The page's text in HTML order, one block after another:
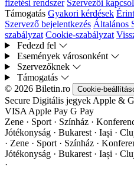
fizetési rendszer Szervezői
Támogatás Gyakori kérdések
Szervező bejelentkezés Általános
szabályzat Cookie-szabályzat
Fedezd fel
Események városonként
Szervezőknek
Támogatás
© 2026 Biletin.ro
Cookie-
Secure Digitális jegyek Apple &
VISA Apple Pay G Pay
Zene · Sport · Színház ·
Jótékonyság · Bukarest · Iași ·
· Zene · Sport · Színház ·
Jótékonyság · Bukarest · Iași ·
·